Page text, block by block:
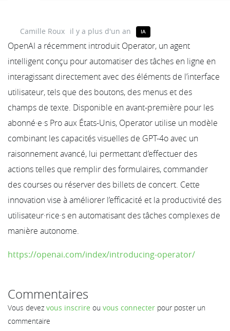
Camille Roux il y a plus d'un an IA
OpenAI a récemment introduit Operator, un agent
intelligent conçu pour automatiser des tâches en ligne en
interagissant directement avec des éléments de l’interface
utilisateur, tels que des boutons, des menus et des
champs de texte. Disponible en avant-première pour les
abonné·e·s Pro aux États-Unis, Operator utilise un modèle
combinant les capacités visuelles de GPT-4o avec un
raisonnement avancé, lui permettant d’effectuer des
actions telles que remplir des formulaires, commander
des courses ou réserver des billets de concert. Cette
innovation vise à améliorer l’efficacité et la productivité des
utilisateur·rice·s en automatisant des tâches complexes de
manière autonome.
https://openai.com/index/introducing-operator/
Commentaires
Vous devez vous inscrire ou vous connecter pour poster un
commentaire